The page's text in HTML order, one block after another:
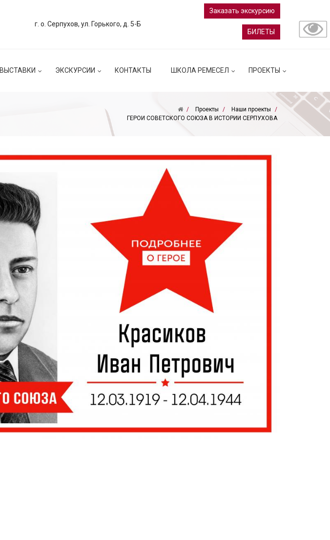
г. о. Серпухов, ул. Горького, д. 5-Б
Заказать экскурсию
БИЛЕТЫ
ВЫСТАВКИ ЭКСКУРСИИ КОНТАКТЫ ШКОЛА РЕМЕСЕЛ ПРОЕКТЫ
Проекты
Наши проекты
ГЕРОИ СОВЕТСКОГО СОЮЗА В ИСТОРИИ СЕРПУХОВА